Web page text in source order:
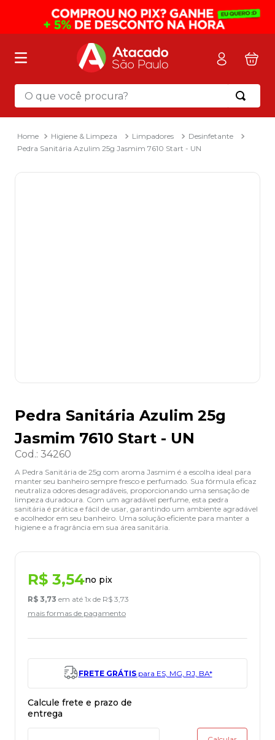
O que você procura?
Higiene & Limpeza Limpadores
Desinfetante
Pedra Sanitária Azulim 25g Jasmim 7610 Start - UN
Pedra Sanitária Azulim 25g
Jasmim 7610 Start - UN
Cod.: 34260
A Pedra Sanitária de 25g com aroma Jasmim é a escolha ideal para
manter seu banheiro sempre fresco e perfumado. Sua fórmula eficaz
neutraliza odores desagradáveis, proporcionando uma sensação de
limpeza duradoura. Com um agradável perfume, esta pedra
sanitária é prática e fácil de usar, garantindo um ambiente agradável
e acolhedor em seu banheiro. Uma solução eficiente para manter a
higiene e a fragrância em sua área sanitária.
R$ 3,54no pix
R$ 3,73 em até 1x de R$ 3,73
mais formas de pagamento
FRETE GRÁTISpara ES, MG, RJ, BA*
Termos mais buscados
mochila
2 º sacola
3º mala